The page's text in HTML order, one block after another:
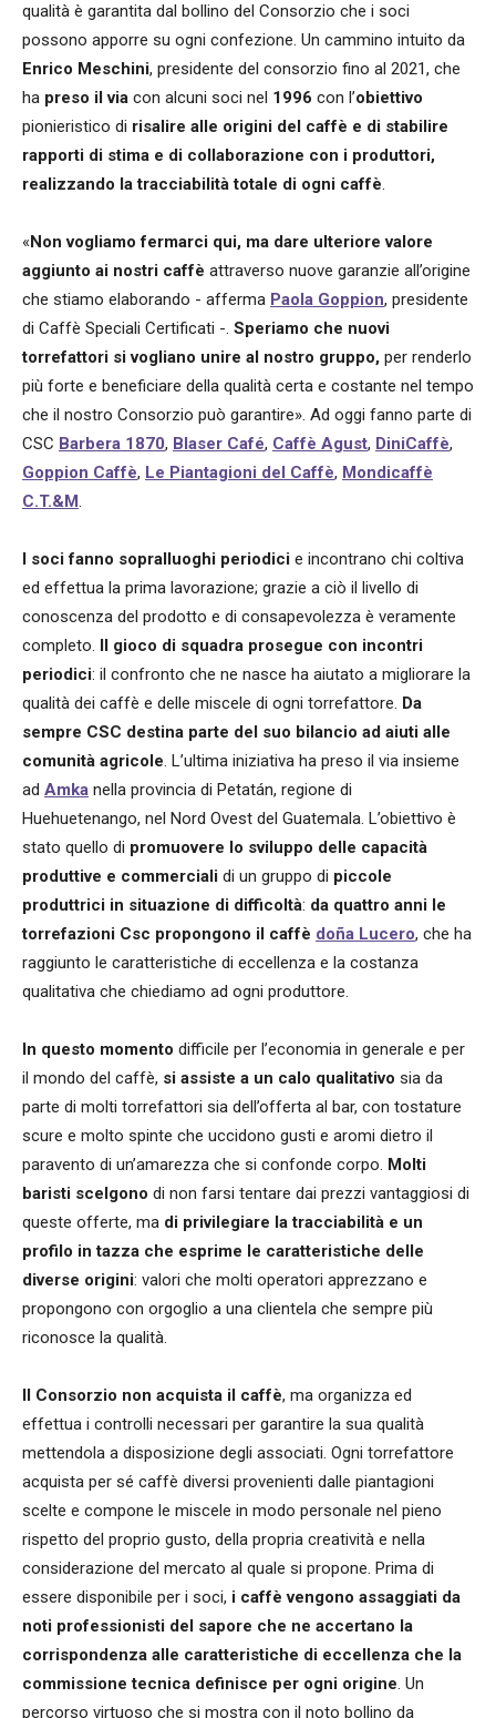
qualità è garantita dal bollino del Consorzio che i soci
possono apporre su ogni confezione. Un cammino intuito da
Enrico Meschini, presidente del consorzio fino al 2021, che
ha preso il via con alcuni soci nel 1996 con l’obiettivo
pionieristico di risalire alle origini del caffè e di stabilire
rapporti di stima e di collaborazione con i produttori,
realizzando la tracciabilità totale di ogni caffè.
« Non vogliamo fermarci qui, ma dare ulteriore valore
aggiunto ai nostri caffè attraverso nuove garanzie all’origine
che stiamo elaborando - afferma Paola Goppion, presidente
di Caffè Speciali Certificati -. Speriamo che nuovi
torrefattori si vogliano unire al nostro gruppo, per renderlo
più forte e beneficiare della qualità certa e costante nel tempo
che il nostro Consorzio può garantire». Ad oggi fanno parte di
CSC Barbera 1870, Blaser Café, Caffè Agust, DiniCaffè,
Goppion Caffè, Le Piantagioni del Caffè, Mondicaffè
C.T.&M.
I soci fanno sopralluoghi periodici e incontrano chi coltiva
ed effettua la prima lavorazione; grazie a ciò il livello di
conoscenza del prodotto e di consapevolezza è veramente
completo.
Il gioco di squadra prosegue con incontri
periodici: il confronto che ne nasce ha aiutato a migliorare la
qualità dei caffè e delle miscele di ogni torrefattore. Da
sempre CSC destina parte del suo bilancio ad aiuti alle
comunità agricole. L’ultima iniziativa ha preso il via insieme
ad Amka nella provincia di Petatán, regione di
Huehuetenango, nel Nord Ovest del Guatemala. L’obiettivo è
stato quello di promuovere lo sviluppo delle capacità
produttive e commerciali di un gruppo di piccole
produttrici in situazione di difficoltà: da quattro anni le
torrefazioni Csc propongono il caffè doña Lucero, che ha
raggiunto le caratteristiche di eccellenza e la costanza
qualitativa che chiediamo ad ogni produttore.
In questo momento difficile per l’economia in generale e per
il mondo del caffè, si assiste a un calo qualitativo sia da
parte di molti torrefattori sia dell’offerta al bar, con tostature
scure e molto spinte che uccidono gusti e aromi dietro il
paravento di un’amarezza che si confonde corpo. Molti
baristi scelgono di non farsi tentare dai prezzi vantaggiosi di
queste offerte, ma di privilegiare la tracciabilità e un
profilo in tazza che esprime le caratteristiche delle
diverse origini: valori che molti operatori apprezzano e
propongono con orgoglio a una clientela che sempre più
riconosce la qualità.
Il Consorzio non acquista il caffè, ma organizza ed
effettua i controlli necessari per garantire la sua qualità
mettendola a disposizione degli associati. Ogni torrefattore
acquista per sé caffè diversi provenienti dalle piantagioni
scelte e compone le miscele in modo personale nel pieno
rispetto del proprio gusto, della propria creatività e nella
considerazione del mercato al quale si propone. Prima di
essere disponibile per i soci, i caffè vengono assaggiati da
noti professionisti del sapore che ne accertano la
corrispondenza alle caratteristiche di eccellenza che la
commissione tecnica definisce per ogni origine. Un
percorso virtuoso che si mostra con il noto bollino da